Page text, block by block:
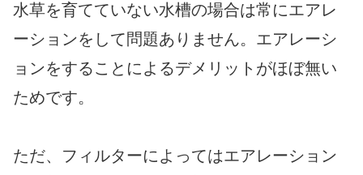
水草を育てていない水槽の場合は常にエアレ
ーションをして問題ありません。エアレーシ
ョンをすることによるデメリットがほぼ無い
ためです。
ただ、フィルターによってはエアレーション